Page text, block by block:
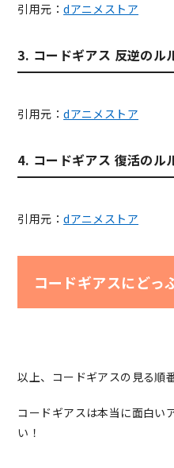
引用元：dアニメストア
3. コードギアス 反逆の
引用元：dアニメストア
4. コードギアス 復活のル
引用元：dアニメストア
コードギアスにどっ
以上、コードギアスの見る順
コードギアスは本当に面白い
い！